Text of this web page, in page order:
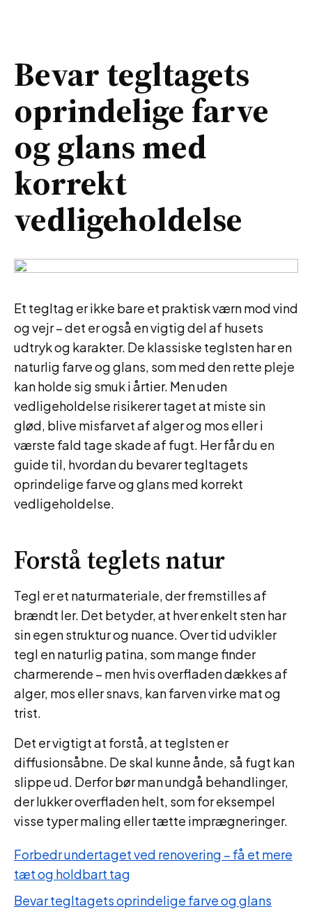
Bevar tegltagets
oprindelige farve
og glans med
korrekt
vedligeholdelse
Et tegltag er ikke bare et praktisk værn mod vind
og vejr – det er også en vigtig del af husets
udtryk og karakter. De klassiske teglsten har en
naturlig farve og glans, som med den rette pleje
kan holde sig smuk i årtier. Men uden
vedligeholdelse risikerer taget at miste sin
glød, blive misfarvet af alger og mos eller i
værste fald tage skade af fugt. Her får du en
guide til, hvordan du bevarer tegltagets
oprindelige farve og glans med korrekt
vedligeholdelse.
Forstå teglets natur
Tegl er et naturmateriale, der fremstilles af
brændt ler. Det betyder, at hver enkelt sten har
sin egen struktur og nuance. Over tid udvikler
tegl en naturlig patina, som mange finder
charmerende – men hvis overfladen dækkes af
alger, mos eller snavs, kan farven virke mat og
trist.
Det er vigtigt at forstå, at teglsten er
diffusionsåbne. De skal kunne ånde, så fugt kan
slippe ud. Derfor bør man undgå behandlinger,
der lukker overfladen helt, som for eksempel
visse typer maling eller tætte imprægneringer.
Forbedr undertaget ved renovering – få et mere
tæt og holdbart tag
Bevar tegltagets oprindelige farve og glans